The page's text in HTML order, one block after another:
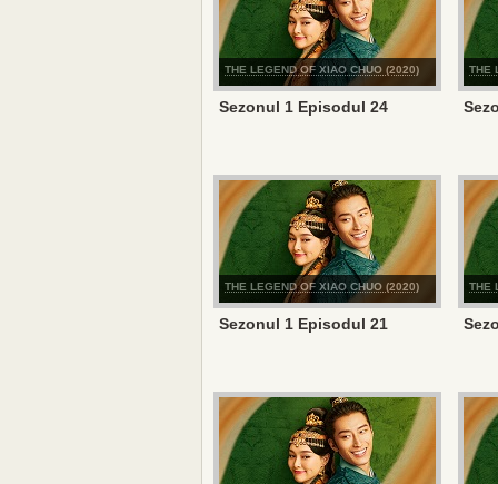
THE LEGEND OF XIAO CHUO (2020)
Sezonul 1 Episodul 24
THE
THE LEGEND OF XIAO CHUO (2020)
Sezonul 1 Episodul 21
THE